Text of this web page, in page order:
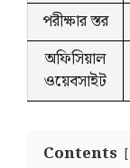
পরীক্ষার স্তর
অফিসিয়াল
ওয়েবসাইট
Contents